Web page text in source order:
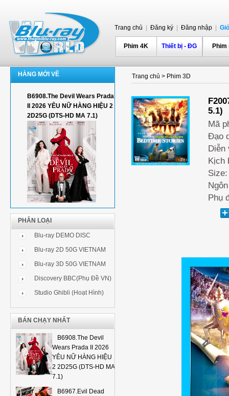
Trang chủ Đăng ký Đăng nhập
Phim 4K Thiết bị - ĐG
HÀNG MỚI VỀ
B6908.The Devil Wears Prada
II 2026 YÊU NỮ HÀNG HIỆU 2
2D25G (DTS-HD MA 7.1)
PHÂN LOẠI
Blu-ray DEMO DISC
Blu-ray 2D 50G VIETNAM
Blu-ray 3D 50G VIETNAM
Discovery BBC(Phụ Đề VN)
Studio Ghibli (Hoạt Hình)
BÁN CHẠY NHẤT
B6908.The Devil
Wears Prada II 2026
YÊU NỮ HÀNG HIỆU
2 2D25G (DTS-HD MA
7.1)
B6967.Evil Dead
Trang chủ > Phim 3D
5.1)
Mã
Đạo
Diễn
Kịch
Phụ